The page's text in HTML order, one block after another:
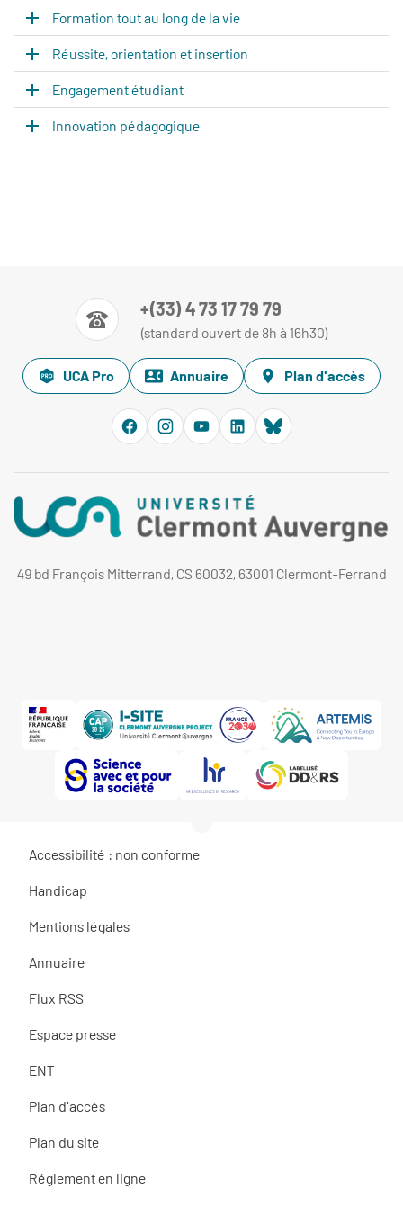
Formation tout au long de la vie
Réussite, orientation et insertion
Engagement étudiant
Innovation pédagogique
+(33) 4 73 17 79 79
(standard ouvert de 8h à 16h30)
UCA Pro Annuaire Plan d'accès
49 bd François Mitterrand, CS 60032, 63001 Clermont-Ferrand
Accessibilité : non conforme
Handicap
Mentions légales
Annuaire
Flux RSS
Espace presse
ENT
Plan d'accès
Plan du site
Réglement en ligne